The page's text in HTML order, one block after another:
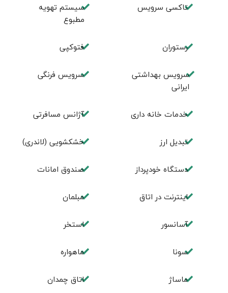
تاکسی سرویس
سیستم تهویه
مطبوع
رستوران فتوکپی
سرویس بهداشتی
ایرانی
سرویس فرنگی
خدمات خانه داری آژانس مسافرتی
تبديل ارز خشکشویی (لاندری)
دستگاه خودپرداز صندوق امانات
اینترنت در اتاق مبلمان
آسانسور استخر
سونا ماهواره
ماساژ اتاق چمدان